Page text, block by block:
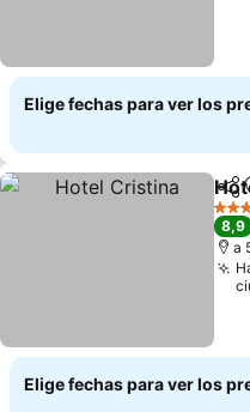
Elige fechas para ver los
3
8,9
a
Elige fechas para ver los